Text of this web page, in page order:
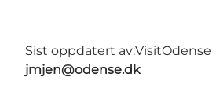
Sist oppdatert av:VisitOdense
jmjen@odense.dk